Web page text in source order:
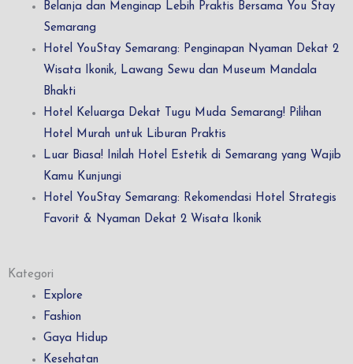
Belanja dan Menginap Lebih Praktis Bersama You Stay
Semarang
Hotel YouStay Semarang: Penginapan Nyaman Dekat 2
Wisata Ikonik, Lawang Sewu dan Museum Mandala
Bhakti
Hotel Keluarga Dekat Tugu Muda Semarang! Pilihan
Hotel Murah untuk Liburan Praktis
Luar Biasa! Inilah Hotel Estetik di Semarang yang Wajib
Kamu Kunjungi
Hotel YouStay Semarang: Rekomendasi Hotel Strategis
Favorit & Nyaman Dekat 2 Wisata Ikonik
Kategori
Explore
Fashion
Gaya Hidup
Kesehatan